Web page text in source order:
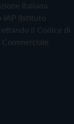
Italiana
IAP (Istituto
il Codice di